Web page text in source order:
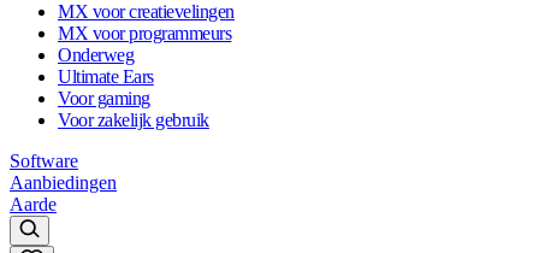
MX voor creatievelingen
MX voor programmeurs
Onderweg
Ultimate Ears
Voor gaming
Voor zakelijk gebruik
Software
Aanbiedingen
Aarde